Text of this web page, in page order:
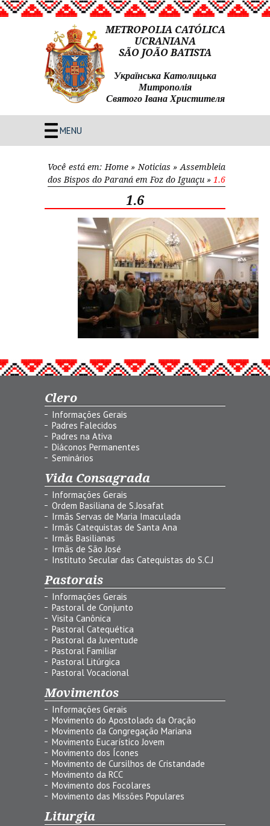
METROPOLIA CATÓLICA
UCRANIANA
SÃO JOÃO BATISTA
Українська Католицька
Митрополія
Святого Івана Христителя
MENU
Você está em: Home» Noticias »Assembleia
dos Bispos do Paraná em Foz do Iguaçu » 1.6
1.6
Clero
Informações Gerais
Padres Falecidos
Padres na Ativa
Diáconos Permanentes
Seminários
Vida Consagrada
Informações Gerais
Ordem Basiliana de S.Josafat
Irmãs Servas de Maria Imaculada
Irmãs Catequistas de Santa Ana
Irmãs Basilianas
Irmãs de São José
Instituto Secular das Catequistas do S.C.J
Pastorais
Informações Gerais
Pastoral de Conjunto
Visita Canônica
Pastoral Catequética
Pastoral da Juventude
Pastoral Familiar
Pastoral Litúrgica
Pastoral Vocacional
Movimentos
Informações Gerais
Movimento do Apostolado da Oração
Movimento da Congregação Mariana
Movimento Eucarístico Jovem
Movimento dos Ícones
Movimento de Cursilhos de Cristandade
Movimento da RCC
Movimento dos Focolares
Movimento das Missões Populares
Liturgia